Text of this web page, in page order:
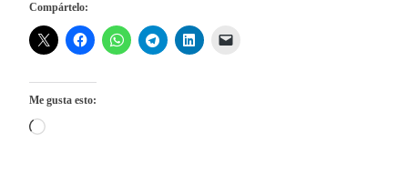
Compártelo:
Me gusta esto:
Cargando...